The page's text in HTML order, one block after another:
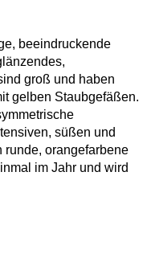
beeindruckende
groß und haben
gelben Staubgefäßen.
süßen und
runde, orangefarbene
im Jahr und wird